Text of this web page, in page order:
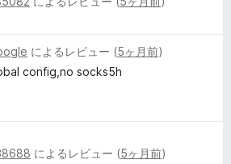
によるレビュー (5ヶ月前)
config,no socks5h
によるレビュー (5ヶ月前)